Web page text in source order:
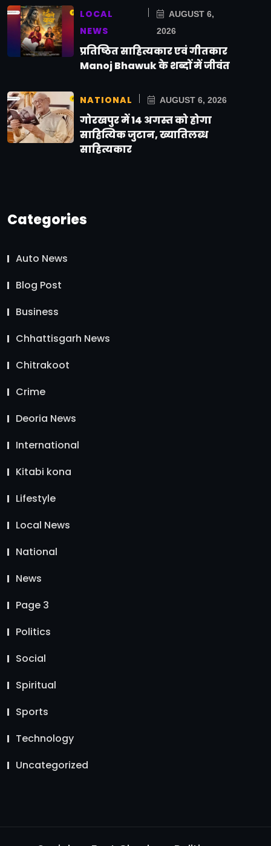
LOCAL
NEWS
AUGUST 6,
2026
प्रतिष्ठित साहित्यकार एवं गीतकार
Manoj Bhawuk के शब्दों में जीवंत
NATIONAL AUGUST 6, 2026
गोरखपुर में 14 अगस्त को होगा
साहित्यिक जुटान, ख्यातिलब्ध
साहित्यकार
Categories
Auto News
Blog Post
Business
Chhattisgarh News
Chitrakoot
Crime
Deoria News
International
Kitabi kona
Lifestyle
Local News
National
News
Page 3
Politics
Social
Spiritual
Sports
Technology
Uncategorized